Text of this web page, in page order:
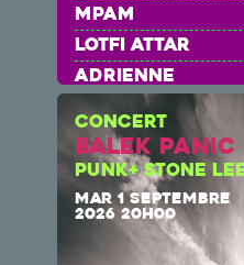
mpam
Lotfi Attar
ADRIENNE
Rose Béton
CRASH TEST
AGNÈS ET LENNY
CONCERT
Balek Panic
PUNK+ STONE
MAR 1 SEPTEMBRE
2026 20H00